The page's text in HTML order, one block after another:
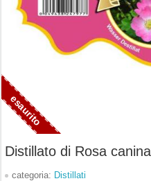
Distillato di Rosa
categoria: Distillati